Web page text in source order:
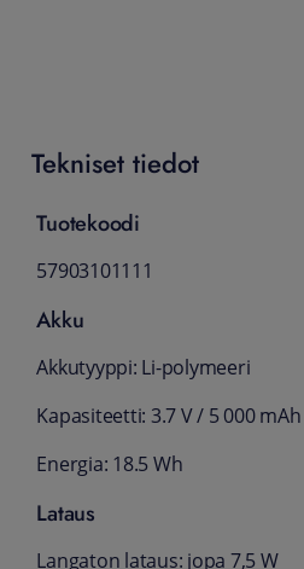
Tekniset tiedot
Tuotekoodi
57903101111
Akku
Akkutyyppi: Li-polymeeri
Kapasiteetti: 3.7 V / 5 000 mAh
Energia: 18.5 Wh
Lataus
Langaton lataus: jopa 7,5 W